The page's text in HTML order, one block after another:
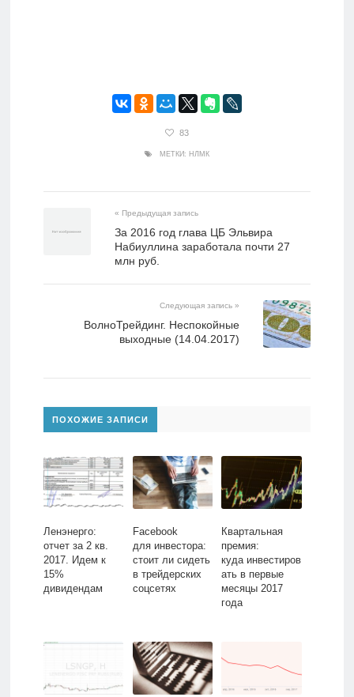
83
МЕТКИ: НЛМК
« Предыдущая запись
За 2016 год глава ЦБ Эльвира
Набиуллина заработала почти 27
млн руб.
Следующая запись »
ВолноТрейдинг. Неспокойные
выходные (14.04.2017)
ПОХОЖИЕ ЗАПИСИ
Ленэнерго:
отчет за 2 кв.
2017. Идем к
15%
дивидендам
Facebook
для инвестора:
стоит ли сидеть
в трейдерских
соцсетях
Квартальная
премия:
куда инвестиров
ать в первые
месяцы 2017
года